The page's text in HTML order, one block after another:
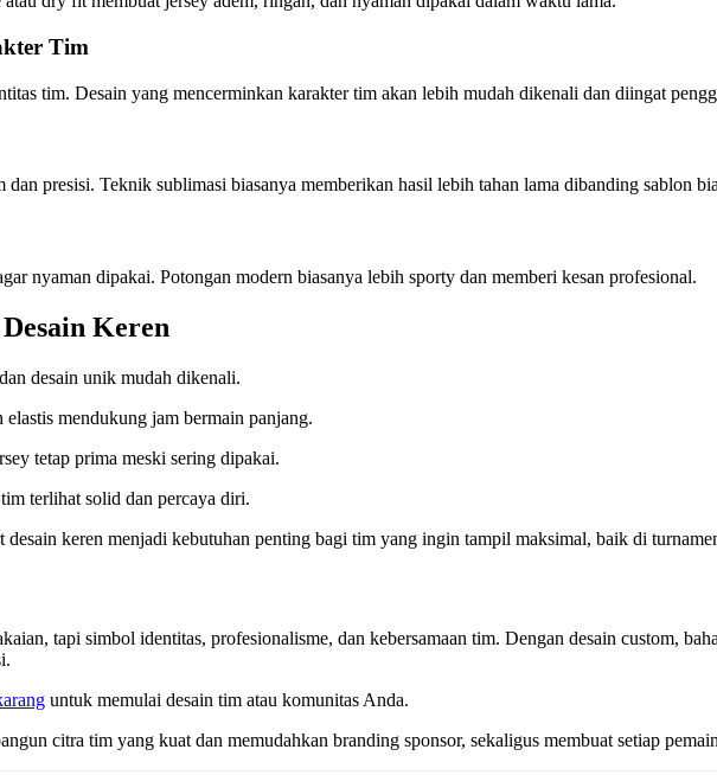
Tim
tim. Desain yang mencerminkan karakter tim akan lebih mudah dikenali dan diingat
presisi. Teknik sublimasi biasanya memberikan hasil lebih tahan lama dibanding sablon
nyaman dipakai. Potongan modern biasanya lebih sporty dan memberi kesan profesional.
Keren
desain unik mudah dikenali.
elastis mendukung jam bermain panjang.
tetap prima meski sering dipakai.
terlihat solid dan percaya diri.
desain keren menjadi kebutuhan penting bagi tim yang ingin tampil maksimal, baik di
tapi simbol identitas, profesionalisme, dan kebersamaan tim. Dengan desain custom,
untuk memulai desain tim atau komunitas Anda.
citra tim yang kuat dan memudahkan branding sponsor, sekaligus membuat setiap